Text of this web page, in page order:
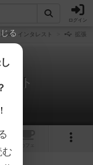
ログイン
ズ・インタレスト 拡張
スト
る